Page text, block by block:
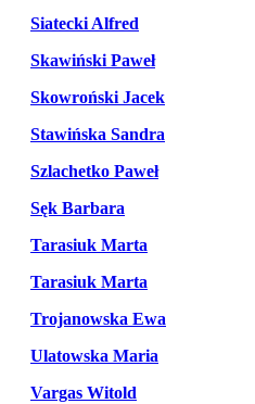
Siatecki Alfred
Skawiński Paweł
Skowroński Jacek
Stawińska Sandra
Szlachetko Paweł
Sęk Barbara
Tarasiuk Marta
Tarasiuk Marta
Trojanowska Ewa
Ulatowska Maria
Vargas Witold